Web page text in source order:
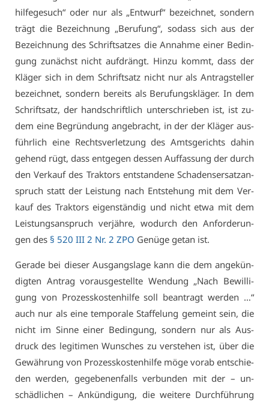
hil­fe­ge­such“ oder nur als „Ent­wurf“ be­zeich­net, son­dern
trägt die Be­zeich­nung „Be­ru­fung“, so­dass sich aus der
Be­zeich­nung des Schrift­sat­zes die An­nah­me ei­ner Be­din­
gung zu­nächst nicht auf­drängt. Hin­zu kommt, dass der
Klä­ger sich in dem Schrift­satz nicht nur als An­trag­stel­ler
be­zeich­net, son­dern be­reits als Be­ru­fungs­klä­ger. In dem
Schrift­satz, der hand­schrift­lich un­ter­schrie­ben ist, ist zu­
dem ei­ne Be­grün­dung an­ge­bracht, in der der Klä­ger aus­
führ­lich ei­ne Rechts­ver­let­zung des Amts­ge­richts da­hin
ge­hend rügt, dass ent­ge­gen des­sen Auf­fas­sung der durch
den Ver­kauf des Trak­tors ent­stan­de­ne Scha­dens­er­satz­an­
spruch statt der Leis­tung nach Ent­ste­hung mit dem Ver­
kauf des Trak­tors ei­gen­stän­dig und nicht et­wa mit dem
Leis­tungs­an­spruch ver­jäh­re, wo­durch den An­for­de­run­
gen des § 520 III 2 Nr. 2 ZPO Ge­nü­ge ge­tan ist.
Ge­ra­de bei die­ser Aus­gangs­la­ge kann die dem an­ge­kün­
dig­ten An­trag vor­aus­ge­stell­te Wen­dung „Nach Be­wil­li­
gung von Pro­zess­kos­ten­hil­fe soll be­an­tragt wer­den …“
auch nur als ei­ne tem­po­ra­le Staf­fe­lung ge­meint sein, die
nicht im Sin­ne ei­ner Be­din­gung, son­dern nur als Aus­
druck des le­gi­ti­men Wun­sches zu ver­ste­hen ist, über die
Ge­wäh­rung von Pro­zess­kos­ten­hil­fe mö­ge vor­ab ent­schie­
den wer­den, ge­ge­be­nen­falls ver­bun­den mit der – un­
schäd­li­chen – An­kün­di­gung, die wei­te­re Durch­füh­rung